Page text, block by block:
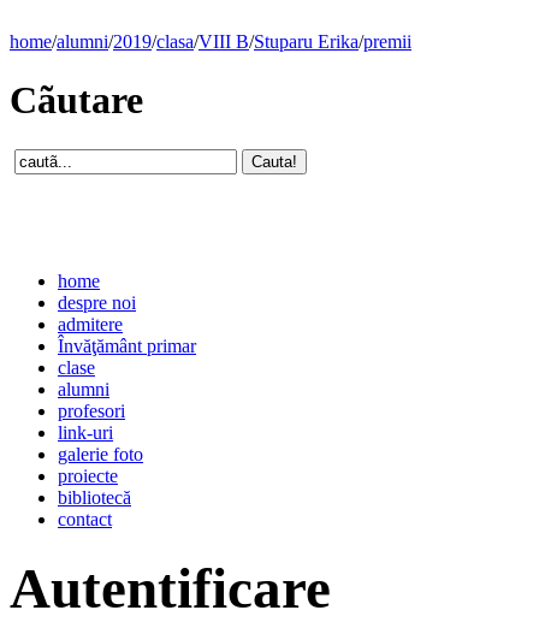
home/alumni/2019/clasa/VIII B/Stuparu Erika/premii
Cãutare
home
despre noi
admitere
Învăţământ primar
clase
alumni
profesori
link-uri
galerie foto
proiecte
bibliotecă
contact
Autentificare